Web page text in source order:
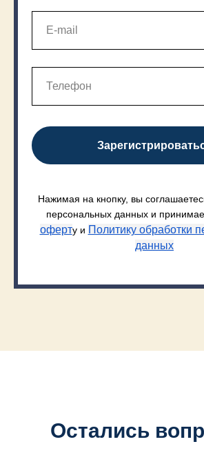
Нажимая на кнопку, вы
персональных данных и
оферту и Политику обработки
данных
Остались